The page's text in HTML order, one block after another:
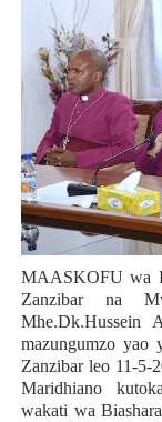
MAASKOFU wa
Zanzibar na
mazungumzo
Zanzibar leo 11-5-
Maridhiano
wakati wa